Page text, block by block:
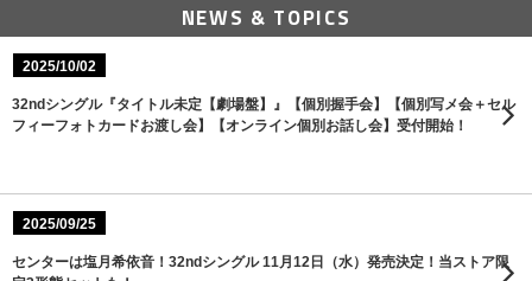
NEWS & TOPICS
2025/10/02
32ndシングル『タイトル未定【劇場盤】』【個別握手会】【個別写メ会＋セル
フィーフォトカードお渡し会】【オンライン個別お話し会】受付開始！
2025/09/25
センターは塩月希依音！32ndシングル 11月12日（水）発売決定！当ストア限